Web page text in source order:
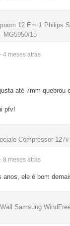
12 Em 1 Philips
MG5950/15
- 4 meses atrás
até 7mm quebrou
pfv!
Compressor 127v
- 8 meses atrás
anos, ele é bom
Samsung